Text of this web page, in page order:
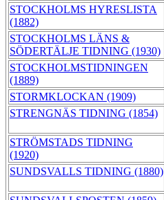
STOCKHOLMS HYRESLISTA
(1882)
STOCKHOLMS LÄNS &
SÖDERTÄLJE TIDNING (1930)
STOCKHOLMSTIDNINGEN
(1889)
STORMKLOCKAN (1909)
STRENGNÄS TIDNING (1854)
STRÖMSTADS TIDNING
(1920)
SUNDSVALLS TIDNING (1880)